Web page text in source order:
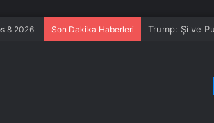
8 2026 Son Dakika Haberleri Trump: Şi ve